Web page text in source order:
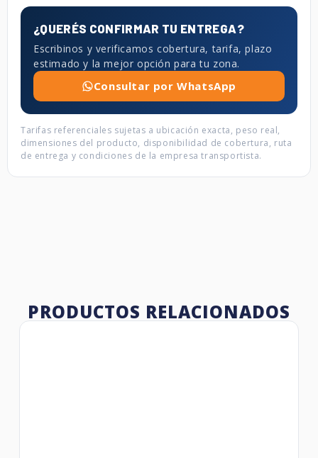
¿QUERÉS CONFIRMAR TU ENTREGA?
Escribinos y verificamos cobertura, tarifa, plazo
estimado y la mejor opción para tu zona.
Consultar por WhatsApp
Tarifas referenciales sujetas a ubicación exacta, peso real,
dimensiones del producto, disponibilidad de cobertura, ruta
de entrega y condiciones de la empresa transportista.
PRODUCTOS RELACIONADOS